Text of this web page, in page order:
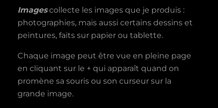
Imagescollecte les images que je produis :
photographies, mais aussi certains dessins et
peintures, faits sur papier ou tablette.
Chaque image peut être vue en pleine page
en cliquant sur le + qui apparaît quand on
promène sa souris ou son curseur sur la
grande image.